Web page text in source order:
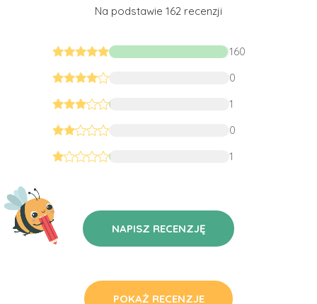
Na podstawie 162 recenzji
160
0
1
0
1
NAPISZ RECENZJĘ
POKAŻ RECENZJE